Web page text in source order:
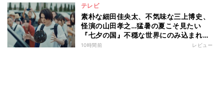
テレビ
素朴な細田佳央太、不気味な三上博史、
怪演の山田孝之…猛暑の夏こそ見たい
『七夕の国』不穏な世界にのみ込まれる
超常ミステリー
10時間前 レビュー